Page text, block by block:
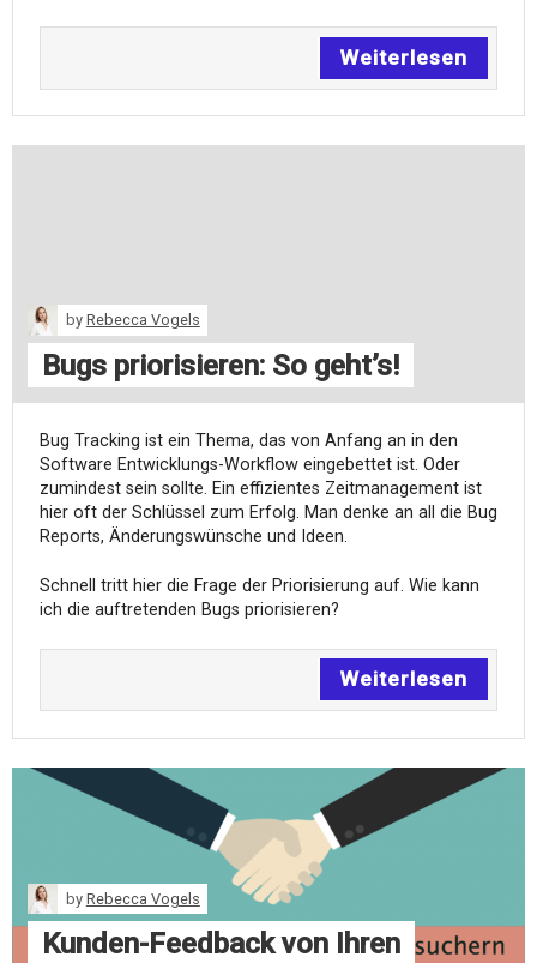
Weiterlesen
by Rebecca Vogels
Bugs priorisieren: So geht’s!
Bug Tracking ist ein Thema, das von Anfang an in den
Software Entwicklungs-Workflow eingebettet ist. Oder
zumindest sein sollte. Ein effizientes Zeitmanagement ist
hier oft der Schlüssel zum Erfolg. Man denke an all die Bug
Reports, Änderungswünsche und Ideen.
Schnell tritt hier die Frage der Priorisierung auf. Wie kann
ich die auftretenden Bugs priorisieren?
Weiterlesen
by Rebecca Vogels
Kunden-Feedback von Ihren